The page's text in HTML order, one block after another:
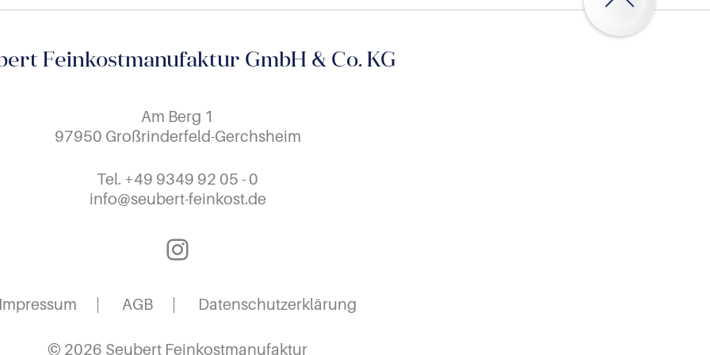
Feinkostmanufaktur GmbH & Co. KG
Am Berg 1
97950 Großrinderfeld-Gerchsheim
Tel. +49 9349 92 05 - 0
info@seubert-feinkost.de
AGB Datenschutzerklärung
© 2026 Seubert Feinkostmanufaktur